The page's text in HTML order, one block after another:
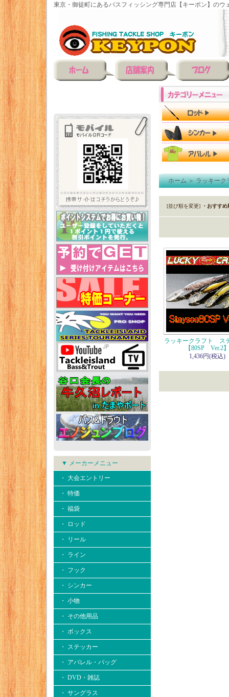
東京・御徒町にあるバスフィッシング専門店【キーポン】のウ
▼ メーカーメニュー
・ 大会エントリー
・ 特価
・ 福袋
・ ロッド
・ リール
・ ライン
・ フック
・ シンカー
・ 小物
・ その他用品
・ ボックス
・ ステッカー
・ アパレル・バッグ
・ DVD・雑誌
・ サングラス
ホーム＞ラッキーク
[並び順を変更] ・おすすめ
ラッキークラフト ス
【80SP Ver.2】
1,436円(税込)